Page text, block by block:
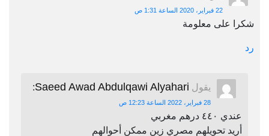
22 فبراير، 2020 الساعة 1:31 ص
شكرا على معلومة
رد
يقول Saeed Awad Abdulqawi Alyahari
:
28 فبراير، 2022 الساعة 12:23 ص
عندي ٤٤٠ درهم مغربي
أريد تحويلهم مصري زين ممكن أحوالهم